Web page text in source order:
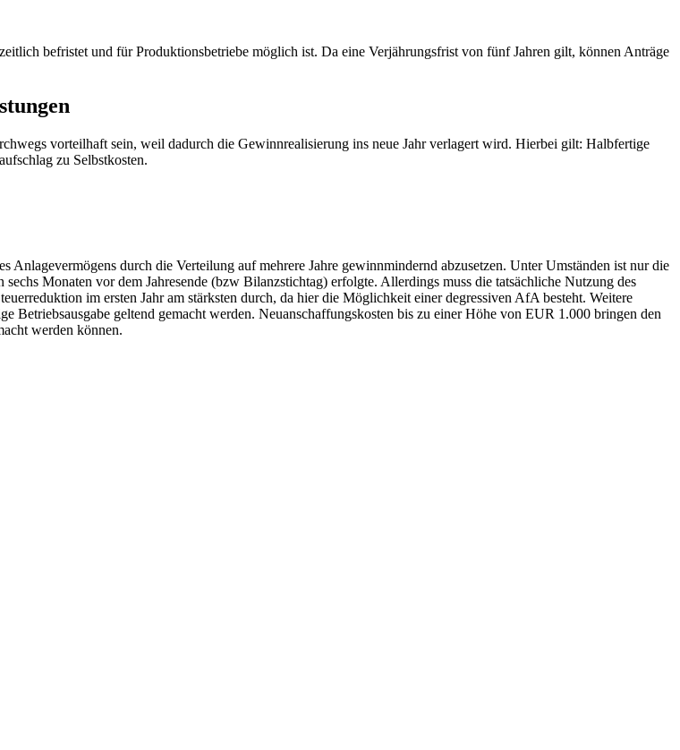
befristet und für Produktionsbetriebe möglich ist. Da eine Verjährungsfrist von fünf Jahren gilt, können Anträge
vorteilhaft sein, weil dadurch die Gewinnrealisierung ins neue Jahr verlagert wird. Hierbei gilt: Halbfertige
zu Selbstkosten.
durch die Verteilung auf mehrere Jahre gewinnmindernd abzusetzen. Unter Umständen ist nur die
Monaten vor dem Jahresende (bzw Bilanzstichtag) erfolgte. Allerdings muss die tatsächliche Nutzung des
im ersten Jahr am stärksten durch, da hier die Möglichkeit einer degressiven AfA besteht. Weitere
Betriebsausgabe geltend gemacht werden. Neuanschaffungskosten bis zu einer Höhe von EUR 1.000 bringen den
werden können.